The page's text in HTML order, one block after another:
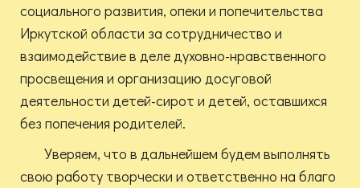
социального развития, опеки и попечительства
Иркутской области за сотрудничество и
взаимодействие в деле духовно-нравственного
просвещения и организацию досуговой
деятельности детей-сирот и детей, оставшихся
без попечения родителей.
Уверяем, что в дальнейшем будем выполнять
свою работу творчески и ответственно на благо